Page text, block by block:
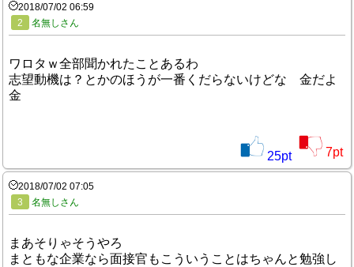
2018/07/02 06:59
2
名無しさん
ワロタｗ全部聞かれたことあるわ
志望動機は？とかのほうが一番くだらないけどな 金だよ
金
25pt 7pt
2018/07/02 07:05
3
名無しさん
まあそりゃそうやろ
まともな企業なら面接官もこういうことはちゃんと勉強し